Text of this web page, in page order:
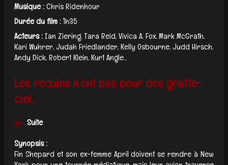
Musique :Chris Ridenhour
Durée du film :1h35
Acteurs : Ian Ziering, Tara Reid, Vivica A. Fox, Mark McGrath,
Kari Wuhrer, Judah Friedlander, Kelly Osbourne, Judd Hirsch,
Andy Dick, Robert Klein, Kurt Angle...
Les requins n’ont pas peur des gratte-
ciel...
Suite
Synopsis :
Fin Shepard et son ex-femme April doivent se rendre à New